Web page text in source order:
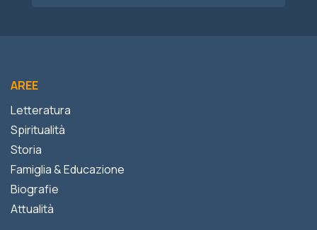
AREE
Letteratura
Spiritualità
Storia
Famiglia & Educazione
Biografie
Attualità